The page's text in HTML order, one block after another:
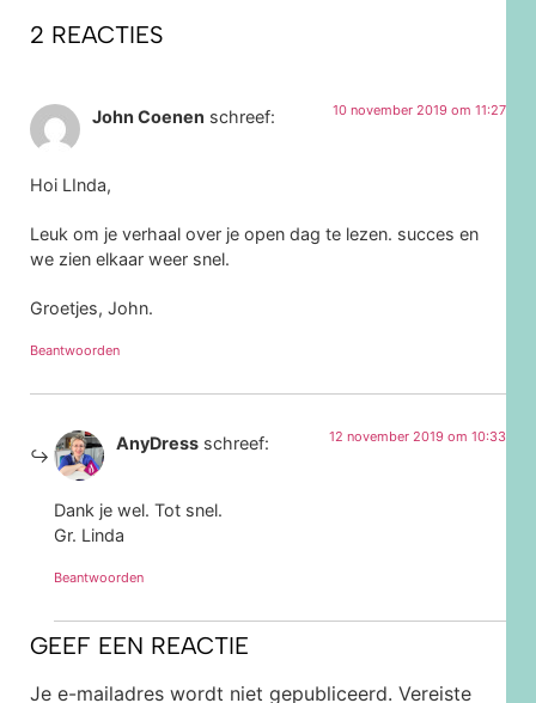
2 REACTIES
John Coenen schreef: 10 november 2019 om 11:27
Hoi LInda,
Leuk om je verhaal over je open dag te lezen. succes en
we zien elkaar weer snel.
Groetjes, John.
Beantwoorden
AnyDress schreef: 12 november 2019 om 10:33
Dank je wel. Tot snel.
Gr. Linda
Beantwoorden
GEEF EEN REACTIE
Je e-mailadres wordt niet gepubliceerd. Vereiste